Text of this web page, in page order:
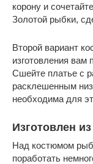
корону и
Золотой рыбки,
Второй вариант
изготовления вам
Сшейте платье с
расклешенным
необходима для
Изготовлен
Над костюмом
поработать